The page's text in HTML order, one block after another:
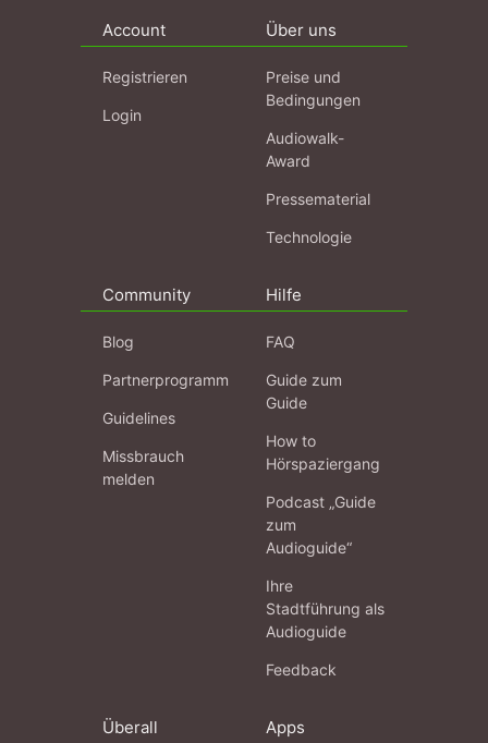
Account
Registrieren
Login
Über uns
Preise und
Bedingungen
Audiowalk-
Award
Pressematerial
Technologie
Community
Blog
Partnerprogramm
Guidelines
Missbrauch
melden
Hilfe
FAQ
Guide zum
Guide
How to
Hörspaziergang
Podcast „Guide
zum
Audioguide“
Ihre
Stadtführung als
Audioguide
Feedback
Überall Apps